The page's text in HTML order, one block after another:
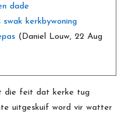
dade
swak kerkbywoning
(Daniel Louw, 22 Aug
die feit dat kerke tug
uitgeskuif word vir watter